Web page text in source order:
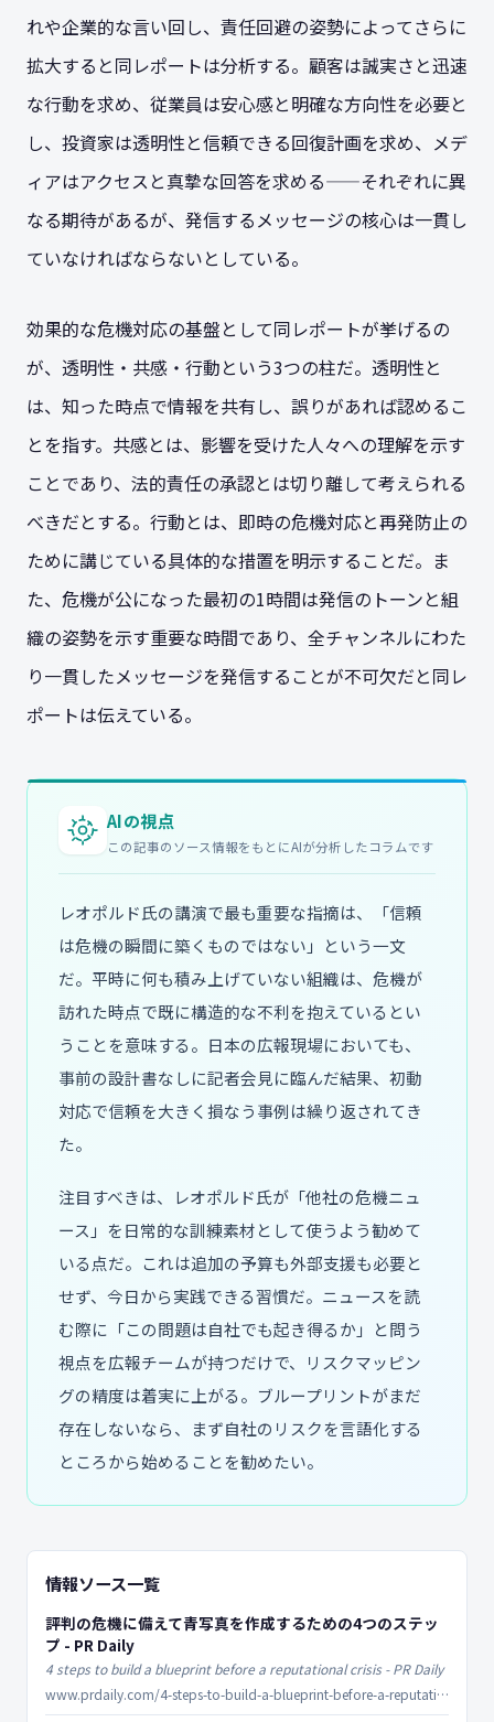
れや企業的な言い回し、責任回避の姿勢によってさらに
拡大すると同レポートは分析する。顧客は誠実さと迅速
な行動を求め、従業員は安心感と明確な方向性を必要と
し、投資家は透明性と信頼できる回復計画を求め、メデ
ィアはアクセスと真摯な回答を求める——それぞれに異
なる期待があるが、発信するメッセージの核心は一貫し
ていなければならないとしている。
効果的な危機対応の基盤として同レポートが挙げるの
が、透明性・共感・行動という3つの柱だ。透明性と
は、知った時点で情報を共有し、誤りがあれば認めるこ
とを指す。共感とは、影響を受けた人々への理解を示す
ことであり、法的責任の承認とは切り離して考えられる
べきだとする。行動とは、即時の危機対応と再発防止の
ために講じている具体的な措置を明示することだ。ま
た、危機が公になった最初の1時間は発信のトーンと組
織の姿勢を示す重要な時間であり、全チャンネルにわた
り一貫したメッセージを発信することが不可欠だと同レ
ポートは伝えている。
AIの視点
この記事のソース情報をもとにAIが分析したコラムです
レオポルド氏の講演で最も重要な指摘は、「信頼
は危機の瞬間に築くものではない」という一文
だ。平時に何も積み上げていない組織は、危機が
訪れた時点で既に構造的な不利を抱えているとい
うことを意味する。日本の広報現場においても、
事前の設計書なしに記者会見に臨んだ結果、初動
対応で信頼を大きく損なう事例は繰り返されてき
た。
注目すべきは、レオポルド氏が「他社の危機ニュ
ース」を日常的な訓練素材として使うよう勧めて
いる点だ。これは追加の予算も外部支援も必要と
せず、今日から実践できる習慣だ。ニュースを読
む際に「この問題は自社でも起き得るか」と問う
視点を広報チームが持つだけで、リスクマッピン
グの精度は着実に上がる。ブループリントがまだ
存在しないなら、まず自社のリスクを言語化する
ところから始めることを勧めたい。
情報ソース一覧
評判の危機に備えて青写真を作成するための4つのステッ
プ - PR Daily
4 steps to build a blueprint before a reputational crisis - PR Daily
www.prdaily.com/4-steps-to-build-a-blueprint-before-a-reputational-crisis/